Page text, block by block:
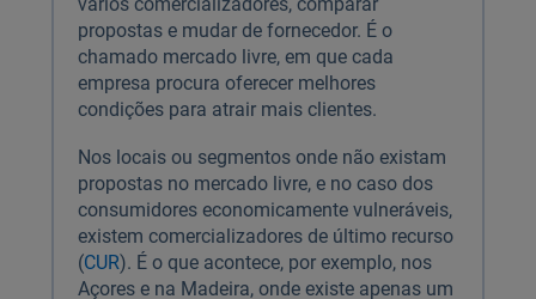
propostas e mudar de fornecedor. É o
chamado mercado livre, em que cada
empresa procura oferecer melhores
condições para atrair mais clientes.
Nos locais ou segmentos onde não existam
propostas no mercado livre, e no caso dos
consumidores economicamente vulneráveis,
existem comercializadores de último recurso
(CUR). É o que acontece, por exemplo, nos
Açores e na Madeira, onde existe apenas um